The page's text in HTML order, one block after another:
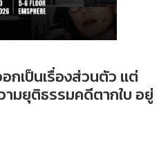
เป็นเรื่องส่วนตัว แต่
มยุติธรรมคดีตากใบ อยู่